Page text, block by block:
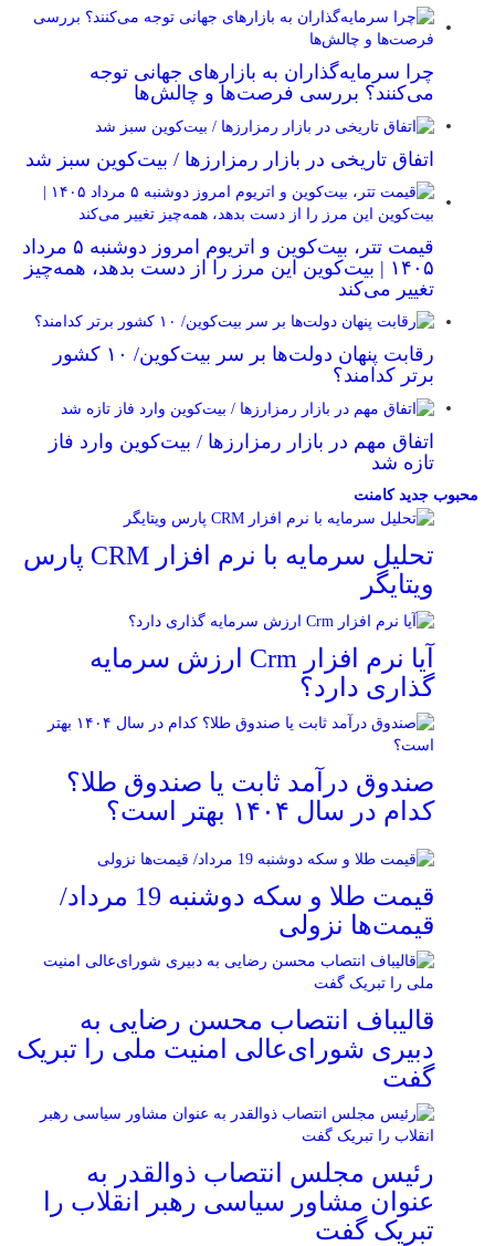
چرا سرمایه‌گذاران به بازارهای جهانی توجه
می‌کنند؟ بررسی فرصت‌ها و چالش‌ها
اتفاق تاریخی در بازار رمزارزها / بیت‌کوین سبز شد
قیمت تتر، بیت‌کوین و اتریوم امروز دوشنبه ۵ مرداد
۱۴۰۵ | بیت‌کوین این مرز را از دست بدهد، همه‌چیز
تغییر می‌کند
رقابت پنهان دولت‌ها بر سر بیت‌کوین/ ۱۰ کشور
برتر کدامند؟
اتفاق مهم در بازار رمزارزها / بیت‌کوین وارد فاز
تازه شد
محبوب جدیدکامنت
تحلیل سرمایه با نرم افزار CRM پارس
ویتایگر
آیا نرم افزار Crm ارزش سرمایه
گذاری دارد؟
صندوق درآمد ثابت یا صندوق طلا؟
کدام در سال ۱۴۰۴ بهتر است؟
قیمت طلا و سکه دوشنبه 19 مرداد/
قیمت‌ها نزولی
قالیباف انتصاب محسن رضایی به
دبیری شورای‌عالی امنیت ملی را تبریک
گفت
رئیس مجلس انتصاب ذوالقدر به
عنوان مشاور سیاسی رهبر انقلاب را
تبریک گفت